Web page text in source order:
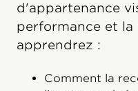
d'appartenance
performance et la
apprendrez :
Comment la